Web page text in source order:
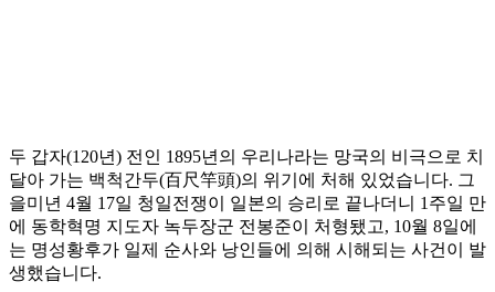
두 갑자(120년) 전인 1895년의 우리나라는 망국의 비극으로 치
달아 가는 백척간두(百尺竿頭)의 위기에 처해 있었습니다. 그
을미년 4월 17일 청일전쟁이 일본의 승리로 끝나더니 1주일 만
에 동학혁명 지도자 녹두장군 전봉준이 처형됐고, 10월 8일에
는 명성황후가 일제 순사와 낭인들에 의해 시해되는 사건이 발
생했습니다.